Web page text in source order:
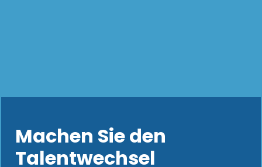
Machen Sie den
Talentwechsel